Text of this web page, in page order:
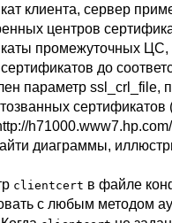
клиента, сервер
центров
промежуточных ЦС,
до
параметр ssl_crl_file,
диаграммы,
clientcert в файле
с любым методом